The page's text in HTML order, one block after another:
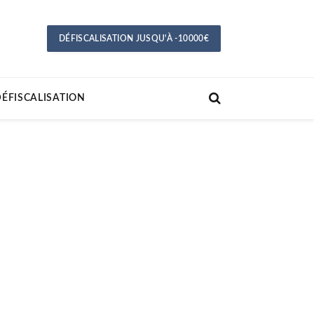
DÉFISCALISATION JUSQU'À -10000€